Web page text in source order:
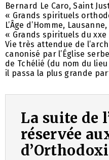
Bernard Le Caro, Saint
« Grands spirituels
L’Âge d’Homme,
« Grands spirituels du
Vie très attendue de
canonisé par l’Église
de Tchélié (du nom du
il passa la plus grande
La suite de
réservée